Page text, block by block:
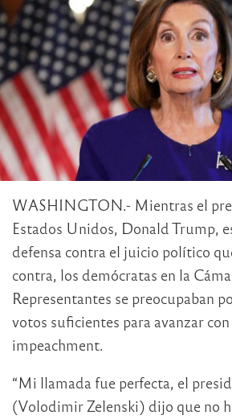
WASHINGTON.- Mientras el
Estados Unidos, Donald Trump,
defensa contra el juicio político
contra, los demócratas en la
Representantes se preocupaban
votos suficientes para avanzar
impeachment.
“Mi llamada fue perfecta, el
(Volodimir Zelenski) dijo que no